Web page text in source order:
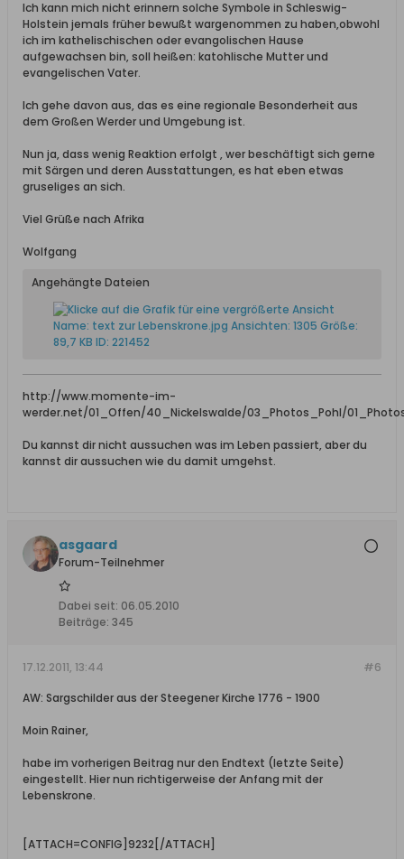
Ich kann mich nicht erinnern solche Symbole in Schleswig-
Holstein jemals früher bewußt wargenommen zu haben,obwohl
ich im kathelischischen oder evangolischen Hause
aufgewachsen bin, soll heißen: katohlische Mutter und
evangelischen Vater.
Ich gehe davon aus, das es eine regionale Besonderheit aus
dem Großen Werder und Umgebung ist.
Nun ja, dass wenig Reaktion erfolgt , wer beschäftigt sich gerne
mit Särgen und deren Ausstattungen, es hat eben etwas
gruseliges an sich.
Viel Grüße nach Afrika
Wolfgang
Angehängte Dateien
http://www.momente-im-
werder.net/01_Offen/40_Nickelswalde/03_Photos_Pohl/
Du kannst dir nicht aussuchen was im Leben passiert, aber du
kannst dir aussuchen wie du damit umgehst.
asgaard
Forum-Teilnehmer
Dabei seit: 06.05.2010
Beiträge: 345
#6
17.12.2011, 13:44
AW: Sargschilder aus der Steegener Kirche 1776 - 1900
Moin Rainer,
habe im vorherigen Beitrag nur den Endtext (letzte Seite)
eingestellt. Hier nun richtigerweise der Anfang mit der
Lebenskrone.
[ATTACH=CONFIG]9232[/ATTACH]